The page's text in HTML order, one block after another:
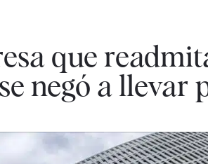
que
negó a llevar